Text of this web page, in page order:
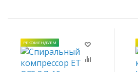
РЕКОМЕНДУЕМ